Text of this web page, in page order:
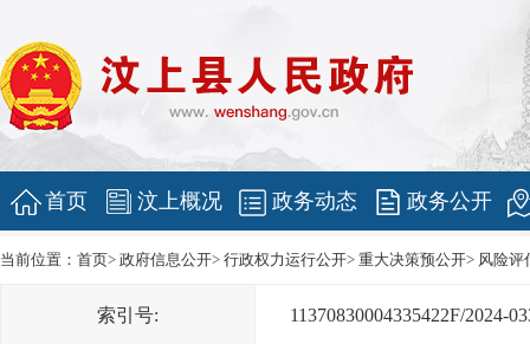
首页 汶上概况 政务动态 政务公开
当前位置： 首页> 政府信息公开> 行政权力运行公开> 重大决策预公开> 风险评
索引号: 11370830004335422F/2024-